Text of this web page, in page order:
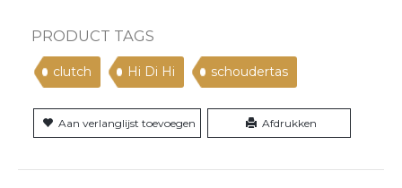
PRODUCT TAGS
clutch Hi Di Hi schoudertas
Aan verlanglijst toevoegen Afdrukken